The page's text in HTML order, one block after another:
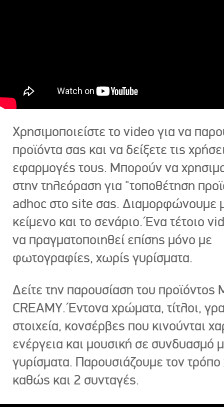
Χρησιμοποιείστε το video για να
προϊόντα σας και να δείξετε τις
εφαρμογές τους. Μπορούν να
στην τηλεόραση για "τοποθέτηση
adhoc στο site σας. Διαμορφώνουμε
κείμενο και το σενάριο. Ένα τέτοιο
να πραγματοποιηθεί επίσης μόνο με
φωτογραφίες, χωρίς γυρίσματα.
Δείτε την παρουσίαση του προϊόντος
CREAMY. Έντονα χρώματα, τίτλοι,
στοιχεία, κονσέρβες που κινούνται
ενέργεια και μουσική σε συνδυασμό
γυρίσματα. Παρουσιάζουμε τον
καθώς και 2 συνταγές.